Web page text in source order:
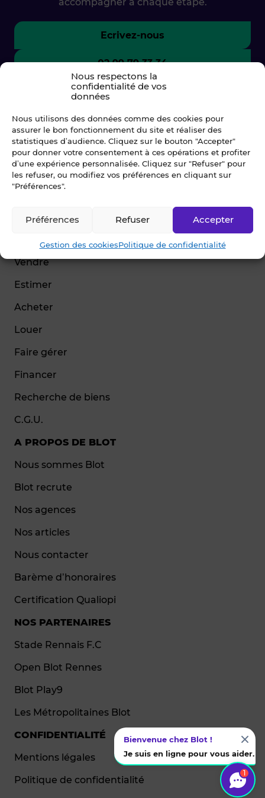
Nous respectons la
confidentialité de vos
données
Nous utilisons des données comme des cookies pour
assurer le bon fonctionnement du site et réaliser des
statistiques d’audience. Cliquez sur le bouton "Accepter"
pour donner votre consentement à ces opérations et profiter
d’une expérience personnalisée. Cliquez sur "Refuser" pour
les refuser, ou modifiez vos préférences en cliquant sur
"Préférences".
Accepter
Refuser
Préférences
Gestion des cookiesPolitique de confidentialité
Ecrivez-nous
02 99 79 33 34
NAVIGATION
Vendre
Estimer
Acheter
Louer
Faire gérer
Financer
Recherche de biens
C.G.U.
A PROPOS DE BLOT
Nous sommes Blot
Blot recrute
Nos agences
Nos articles
Nous contacter
Barème d’honoraires
Certification Qualiopi
NOS PARTENAIRES
Stade Rennais F.C
Open Blot Rennes
Blot Play9
Les Métropolitaines Blot
CONFIDENTIALITÉ
Mentions légales
Politique de confidentialité
1
Bienvenue chez Blot !
Je suis en ligne pour vous aider.